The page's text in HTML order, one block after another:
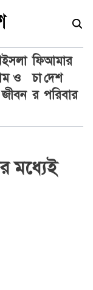
ইসলা
ম ও
জীবন
ফি
চা
র
আমার
দেশ
পরিবার
মধ্যেই